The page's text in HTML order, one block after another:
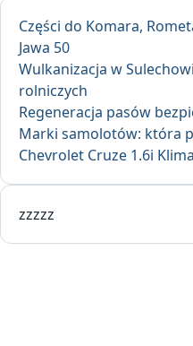
Części do Komara,
Jawa 50
Wulkanizacja w
rolniczych
Regeneracja pasów
Marki samolotów: która
Chevrolet Cruze 1.6i
zzzzz